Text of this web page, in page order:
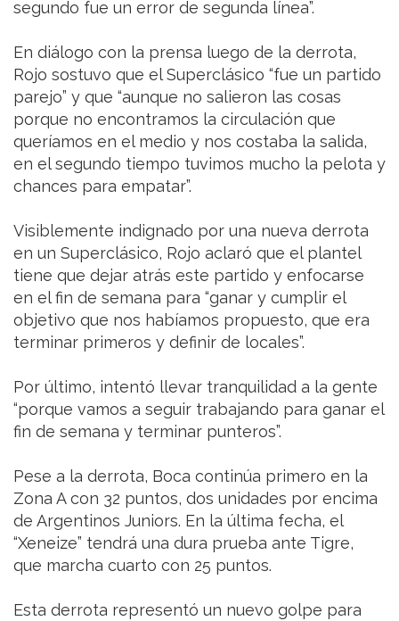
segundo fue un error de segunda línea”.
En diálogo con la prensa luego de la derrota,
Rojo sostuvo que el Superclásico “fue un partido
parejo” y que “aunque no salieron las cosas
porque no encontramos la circulación que
queríamos en el medio y nos costaba la salida,
en el segundo tiempo tuvimos mucho la pelota y
chances para empatar”.
Visiblemente indignado por una nueva derrota
en un Superclásico, Rojo aclaró que el plantel
tiene que dejar atrás este partido y enfocarse
en el fin de semana para “ganar y cumplir el
objetivo que nos habíamos propuesto, que era
terminar primeros y definir de locales”.
Por último, intentó llevar tranquilidad a la gente
“porque vamos a seguir trabajando para ganar el
fin de semana y terminar punteros”.
Pese a la derrota, Boca continúa primero en la
Zona A con 32 puntos, dos unidades por encima
de Argentinos Juniors. En la última fecha, el
“Xeneize” tendrá una dura prueba ante Tigre,
que marcha cuarto con 25 puntos.
Esta derrota representó un nuevo golpe para